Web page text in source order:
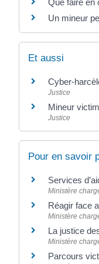
Un mineur
Et aussi
Cyber-
Justice
Mineur
Justice
Pour en savoir
Services
Ministère
Réagir face
Ministère
La justice
Ministère
Parcours